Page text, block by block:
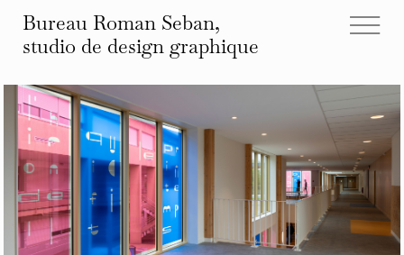
Bureau Roman Seban,
studio de design graphique
tous les projets
éditions
identités
affiches
typographies
espace